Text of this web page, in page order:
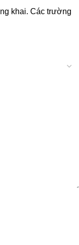
khai. Các trường